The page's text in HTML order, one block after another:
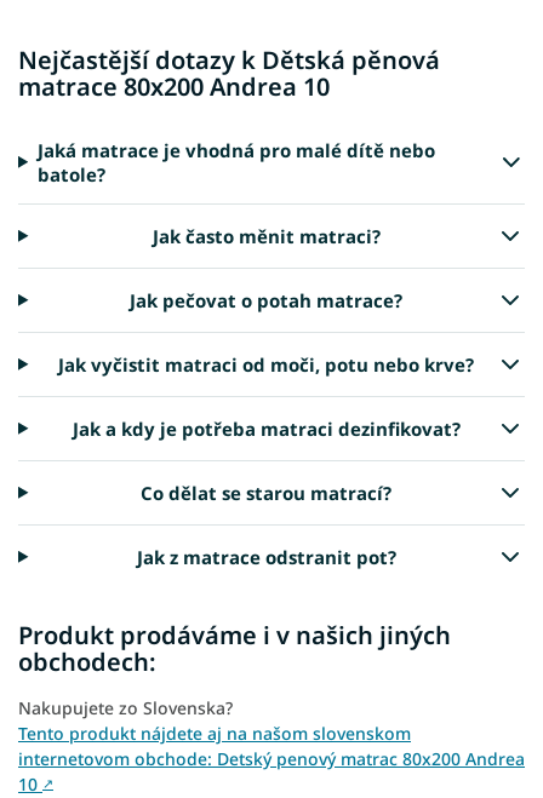
Nejčastější dotazy k Dětská pěnová
matrace 80x200 Andrea 10
Jaká matrace je vhodná pro malé dítě nebo
batole?
Jak často měnit matraci?
Jak pečovat o potah matrace?
Jak vyčistit matraci od moči, potu nebo krve?
Jak a kdy je potřeba matraci dezinfikovat?
Co dělat se starou matrací?
Jak z matrace odstranit pot?
Produkt prodáváme i v našich jiných
obchodech:
Nakupujete zo Slovenska?
Tento produkt nájdete aj na našom slovenskom
internetovom obchode: Detský penový matrac 80x200 Andrea
10 ↗